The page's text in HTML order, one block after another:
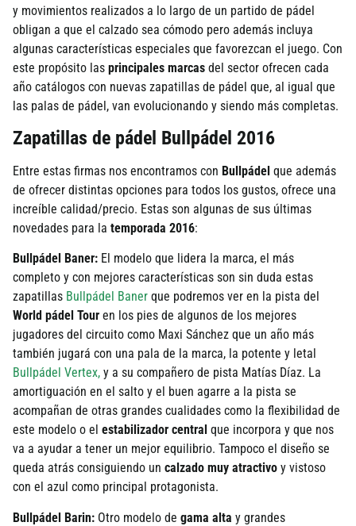
y movimientos realizados a lo largo de un partido de pádel
obligan a que el calzado sea cómodo pero además incluya
algunas características especiales que favorezcan el juego. Con
este propósito las principales marcas del sector ofrecen cada
año catálogos con nuevas zapatillas de pádel que, al igual que
las palas de pádel, van evolucionando y siendo más completas.
Zapatillas de pádel Bullpádel 2016
Entre estas firmas nos encontramos con Bullpádel que además
de ofrecer distintas opciones para todos los gustos, ofrece una
increíble calidad/precio. Estas son algunas de sus últimas
novedades para la temporada 2016:
Bullpádel Baner: El modelo que lidera la marca, el más
completo y con mejores características son sin duda estas
zapatillas Bullpádel Baner que podremos ver en la pista del
World pádel Tour en los pies de algunos de los mejores
jugadores del circuito como Maxi Sánchez que un año más
también jugará con una pala de la marca, la potente y letal
Bullpádel Vertex, y a su compañero de pista Matías Díaz. La
amortiguación en el salto y el buen agarre a la pista se
acompañan de otras grandes cualidades como la flexibilidad de
este modelo o el estabilizador central que incorpora y que nos
va a ayudar a tener un mejor equilibrio. Tampoco el diseño se
queda atrás consiguiendo un calzado muy atractivo y vistoso
con el azul como principal protagonista.
Bullpádel Barin: Otro modelo de gama alta y grandes